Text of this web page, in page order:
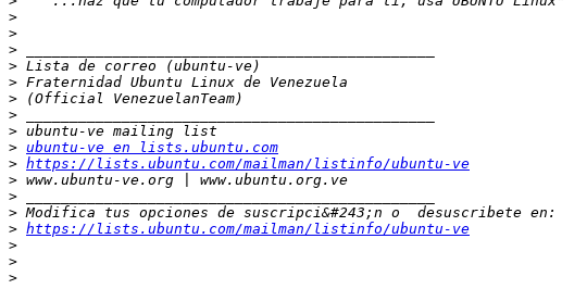
>
>
>
>
>
>
>
>
> ubuntu-ve en lists.ubuntu.com
> https://lists.ubuntu.com/mailman/listinfo/ubuntu-ve
>
>
>
> https://lists.ubuntu.com/mailman/listinfo/ubuntu-ve
>
>
>